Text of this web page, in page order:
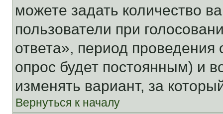
можете задать количество
пользователи при
ответа», период проведения
опрос будет постоянным) и
изменять вариант, за
Вернуться к началу